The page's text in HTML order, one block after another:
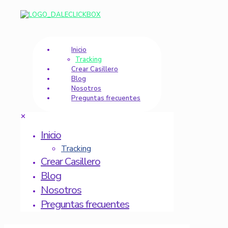
Inicio
Tracking
Crear Casillero
Blog
Nosotros
Preguntas frecuentes
✕
Inicio
Tracking
Crear Casillero
Blog
Nosotros
Preguntas frecuentes